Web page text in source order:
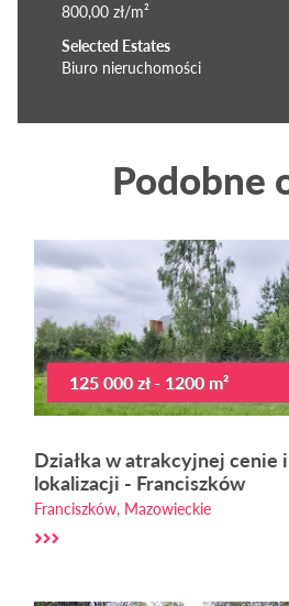
800,00 zł/m²
Selected Estates
Biuro nieruchomości
Podobne
125 000 zł - 1200 m²
Działka w atrakcyjnej cenie
lokalizacji - Franciszków
Franciszków, Mazowieckie